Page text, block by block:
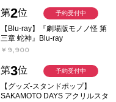
第2位
【Blu-ray】『劇場版モノノ怪 第
三章 蛇神』Blu-ray
￥9,900
予約受付中
第3位
【グッズ-スタンドポップ】
SAKAMOTO DAYS アクリルスタ
予約受付中